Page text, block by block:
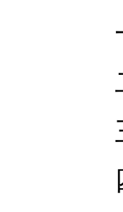
一、
二、
三、
四、